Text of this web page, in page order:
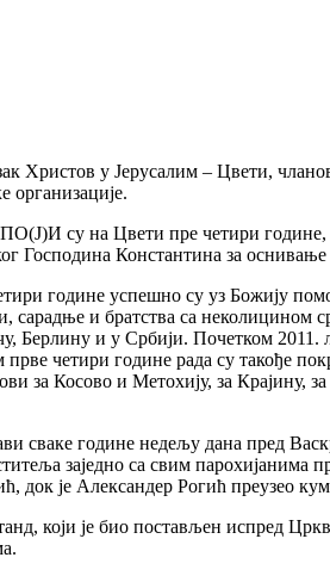
Христов у Јерусалим – Цвети,
организације.
су на Цвети пре четири
Господина Константина за
године успешно су уз Божију
и братства са неколицином
Берлину и у Србији. Почетком 2011.
четири године рада су такође
за Косово и Метохију, за
сваке године недељу дана пред
заједно са свим парохијанима
је Александер Рогић преузео
који је био постављен испред